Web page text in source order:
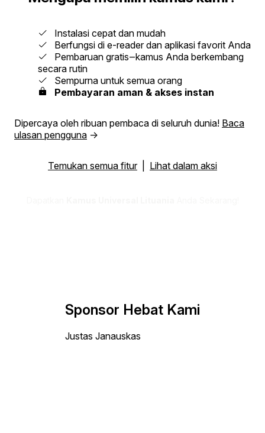
Instalasi cepat dan mudah
Berfungsi di e-reader dan aplikasi favorit Anda
Pembaruan gratis‒kamus Anda berkembang
secara rutin
Sempurna untuk semua orang
Pembayaran aman & akses instan
Dipercaya oleh ribuan pembaca di seluruh dunia! Baca
ulasan pengguna →
Temukan semua fitur| Lihat dalam aksi
Sponsor Hebat Kami
Justas Janauskas